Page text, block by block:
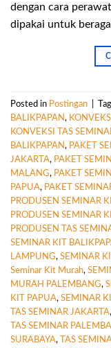
dengan cara
dipakai untuk
Posted in Postingan
BALIKPAPAN,
KONVEKSI TAS
BALIKPAPAN, PAKET
JAKARTA, PAKET
MALANG, PAKET
PAPUA, PAKET
PRODUSEN SEMINAR
PRODUSEN SEMINAR
PRODUSEN TAS
SEMINAR KIT
LAMPUNG, SEMINAR
Seminar Kit Murah,
MURAH PALEMBANG,
KIT PAPUA, SEMINAR
TAS SEMINAR JAKARTA,
TAS SEMINAR
SURABAYA, TAS